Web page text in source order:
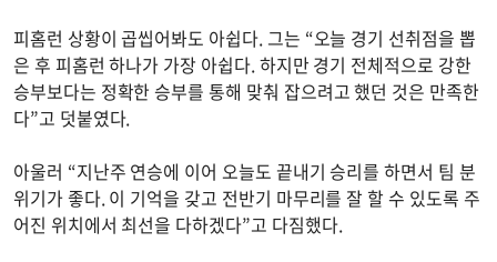
피홈런 상황이 곱씹어봐도 아쉽다. 그는 “오늘 경기 선취점을 뽑
은 후 피홈런 하나가 가장 아쉽다. 하지만 경기 전체적으로 강한
승부보다는 정확한 승부를 통해 맞춰 잡으려고 했던 것은 만족한
다”고 덧붙였다.
아울러 “지난주 연승에 이어 오늘도 끝내기 승리를 하면서 팀 분
위기가 좋다. 이 기억을 갖고 전반기 마무리를 잘 할 수 있도록 주
어진 위치에서 최선을 다하겠다”고 다짐했다.